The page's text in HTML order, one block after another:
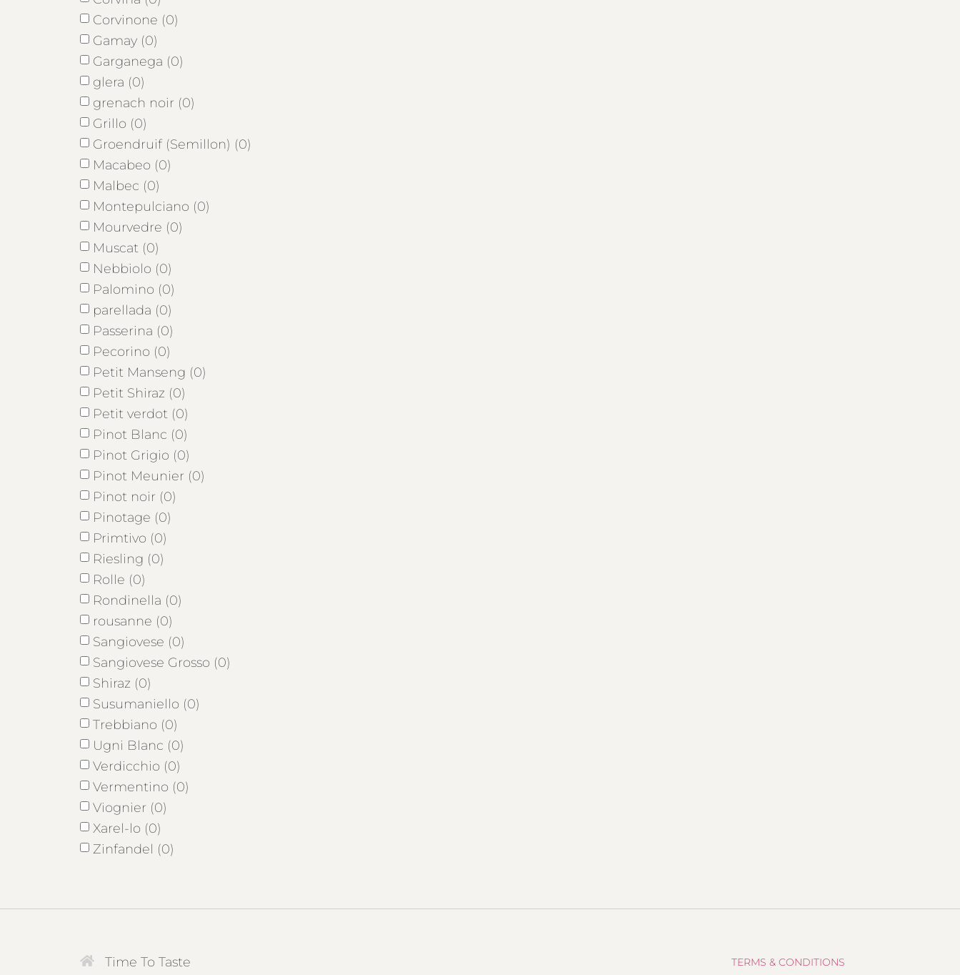
Corvinone (0)
Gamay (0)
Garganega (0)
glera (0)
grenach noir (0)
Grillo (0)
Groendruif (Semillon) (0)
Macabeo (0)
Malbec (0)
Montepulciano (0)
Mourvedre (0)
Muscat (0)
Nebbiolo (0)
Palomino (0)
parellada (0)
Passerina (0)
Pecorino (0)
Petit Manseng (0)
Petit Shiraz (0)
Petit verdot (0)
Pinot Blanc (0)
Pinot Grigio (0)
Pinot Meunier (0)
Pinot noir (0)
Pinotage (0)
Primtivo (0)
Riesling (0)
Rolle (0)
Rondinella (0)
rousanne (0)
Sangiovese (0)
Sangiovese Grosso (0)
Shiraz (0)
Susumaniello (0)
Trebbiano (0)
Ugni Blanc (0)
Verdicchio (0)
Vermentino (0)
Viognier (0)
Xarel-lo (0)
Zinfandel (0)
Time To Taste TERMS & CONDITIONS